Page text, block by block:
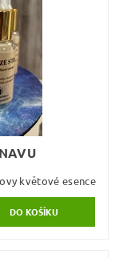
květové esence